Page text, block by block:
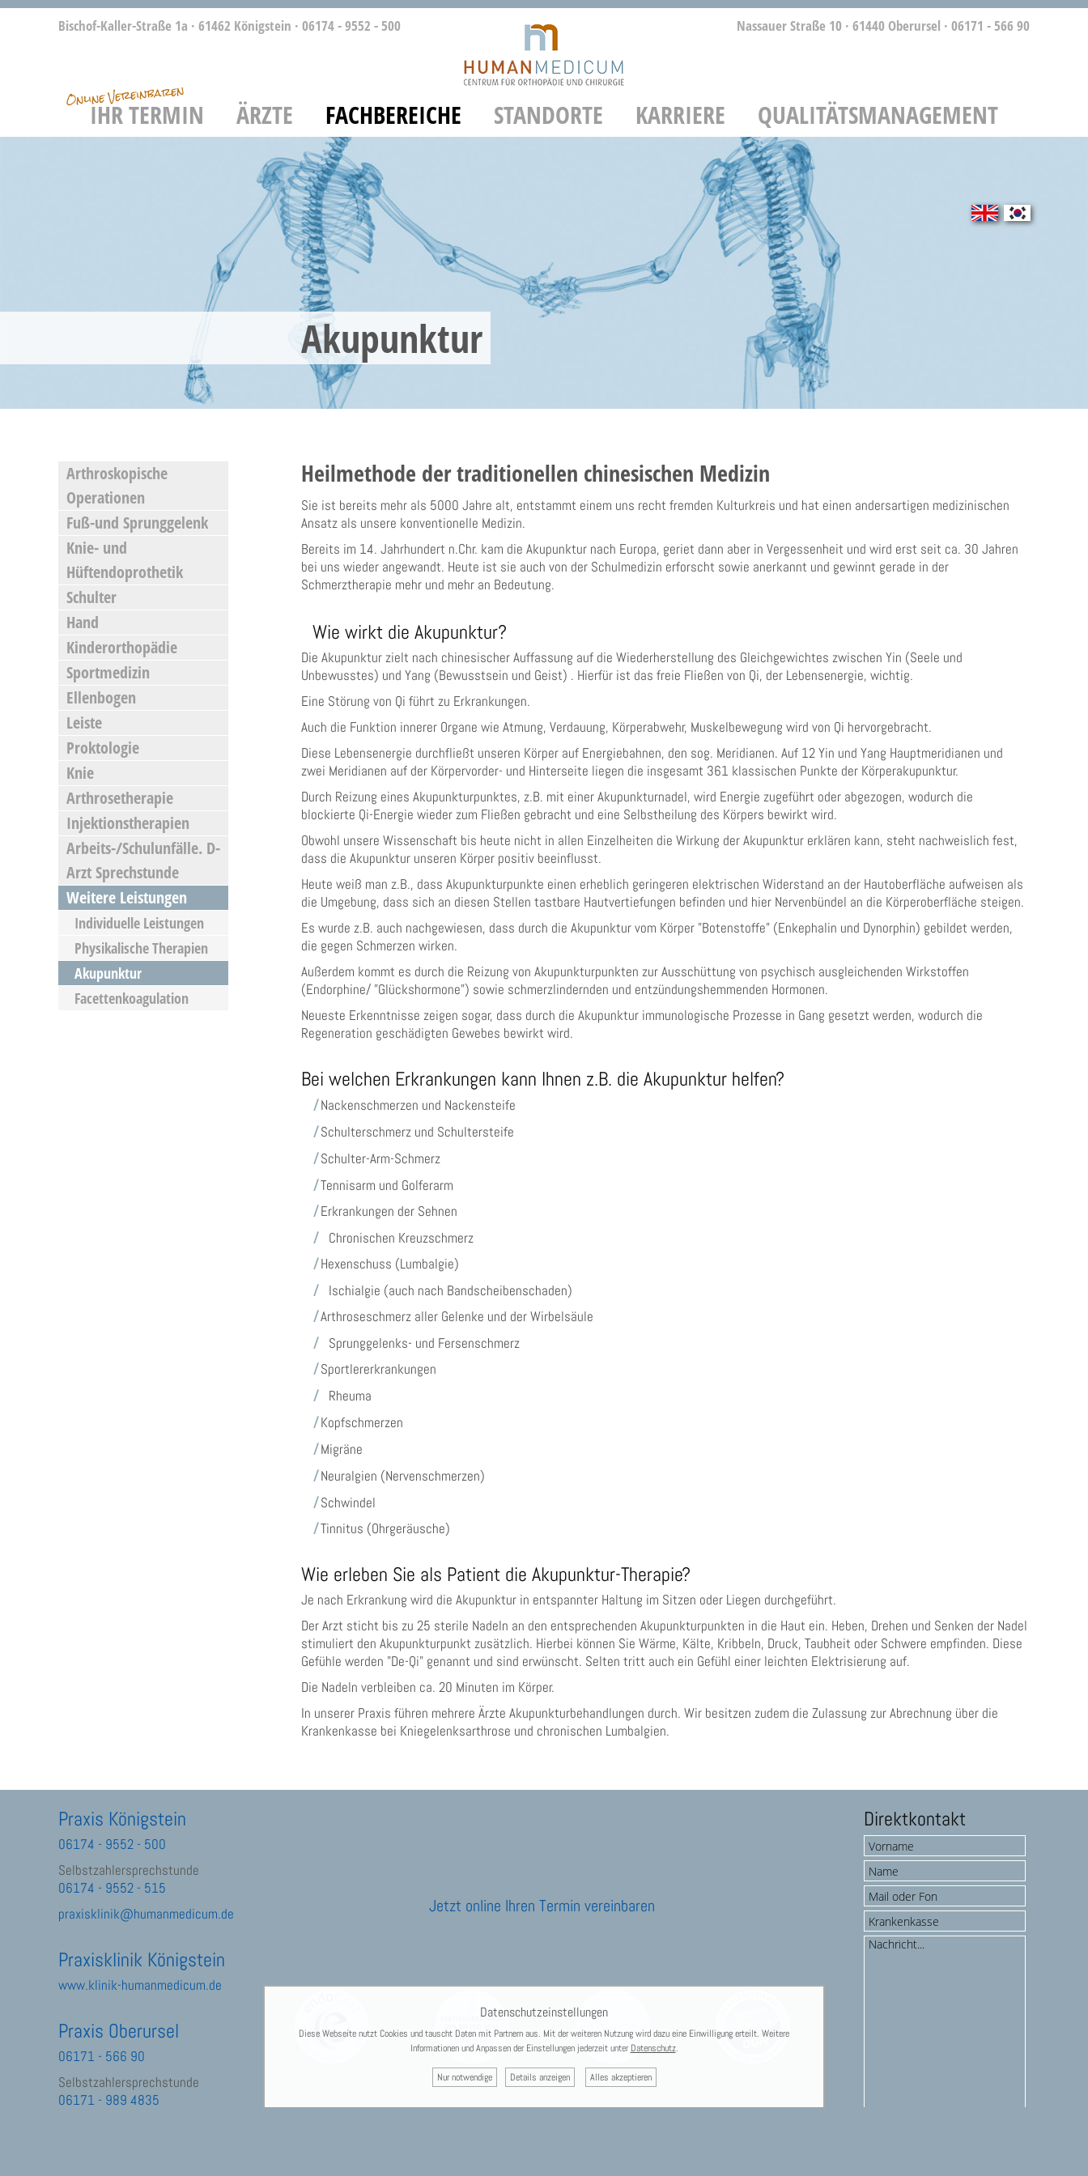
Bischof-Kaller-Straße 1a · 61462 Königstein · 06174 - 9552 - 500 Nassauer Straße 10 · 61440 Oberursel · 06171 - 566 90
IHR TERMIN ÄRZTE FACHBEREICHE STANDORTE KARRIERE QUALITÄTSMANAGEMENT
Akupunktur
Arthroskopische
Operationen
Fuß-und Sprunggelenk
Knie- und
Hüftendoprothetik
Schulter
Hand
Kinderorthopädie
Sportmedizin
Ellenbogen
Leiste
Proktologie
Knie
Arthrosetherapie
Injektionstherapien
Arbeits-/Schulunfälle. D-
Arzt Sprechstunde
Weitere Leistungen
Individuelle Leistungen
Physikalische Therapien
Akupunktur
Facettenkoagulation
Heilmethode der traditionellen chinesischen Medizin
Sie ist bereits mehr als 5000 Jahre alt, entstammt einem uns recht fremden Kulturkreis und hat einen andersartigen medizinischen
Ansatz als unsere konventionelle Medizin.
Bereits im 14. Jahrhundert n.Chr. kam die Akupunktur nach Europa, geriet dann aber in Vergessenheit und wird erst seit ca. 30 Jahren
bei uns wieder angewandt. Heute ist sie auch von der Schulmedizin erforscht sowie anerkannt und gewinnt gerade in der
Schmerztherapie mehr und mehr an Bedeutung.
Wie wirkt die Akupunktur?
Die Akupunktur zielt nach chinesischer Auffassung auf die Wiederherstellung des Gleichgewichtes zwischen Yin (Seele und
Unbewusstes) und Yang (Bewusstsein und Geist) . Hierfür ist das freie Fließen von Qi, der Lebensenergie, wichtig.
Eine Störung von Qi führt zu Erkrankungen.
Auch die Funktion innerer Organe wie Atmung, Verdauung, Körperabwehr, Muskelbewegung wird von Qi hervorgebracht.
Diese Lebensenergie durchfließt unseren Körper auf Energiebahnen, den sog. Meridianen. Auf 12 Yin und Yang Hauptmeridianen und
zwei Meridianen auf der Körpervorder- und Hinterseite liegen die insgesamt 361 klassischen Punkte der Körperakupunktur.
Durch Reizung eines Akupunkturpunktes, z.B. mit einer Akupunkturnadel, wird Energie zugeführt oder abgezogen, wodurch die
blockierte Qi-Energie wieder zum Fließen gebracht und eine Selbstheilung des Körpers bewirkt wird.
Obwohl unsere Wissenschaft bis heute nicht in allen Einzelheiten die Wirkung der Akupunktur erklären kann, steht nachweislich fest,
dass die Akupunktur unseren Körper positiv beeinflusst.
Heute weiß man z.B., dass Akupunkturpunkte einen erheblich geringeren elektrischen Widerstand an der Hautoberfläche aufweisen als
die Umgebung, dass sich an diesen Stellen tastbare Hautvertiefungen befinden und hier Nervenbündel an die Körperoberfläche steigen.
Es wurde z.B. auch nachgewiesen, dass durch die Akupunktur vom Körper "Botenstoffe" (Enkephalin und Dynorphin) gebildet werden,
die gegen Schmerzen wirken.
Außerdem kommt es durch die Reizung von Akupunkturpunkten zur Ausschüttung von psychisch ausgleichenden Wirkstoffen
(Endorphine/ "Glückshormone") sowie schmerzlindernden und entzündungshemmenden Hormonen.
Neueste Erkenntnisse zeigen sogar, dass durch die Akupunktur immunologische Prozesse in Gang gesetzt werden, wodurch die
Regeneration geschädigten Gewebes bewirkt wird.
Bei welchen Erkrankungen kann Ihnen z.B. die Akupunktur helfen?
Nackenschmerzen und Nackensteife
Schulterschmerz und Schultersteife
Schulter-Arm-Schmerz
Tennisarm und Golferarm
Erkrankungen der Sehnen
Chronischen Kreuzschmerz
Hexenschuss (Lumbalgie)
Ischialgie (auch nach Bandscheibenschaden)
Arthroseschmerz aller Gelenke und der Wirbelsäule
Sprunggelenks- und Fersenschmerz
Sportlererkrankungen
Rheuma
Kopfschmerzen
Migräne
Neuralgien (Nervenschmerzen)
Schwindel
Tinnitus (Ohrgeräusche)
Wie erleben Sie als Patient die Akupunktur-Therapie?
Je nach Erkrankung wird die Akupunktur in entspannter Haltung im Sitzen oder Liegen durchgeführt.
Der Arzt sticht bis zu 25 sterile Nadeln an den entsprechenden Akupunkturpunkten in die Haut ein. Heben, Drehen und Senken der Nadel
stimuliert den Akupunkturpunkt zusätzlich. Hierbei können Sie Wärme, Kälte, Kribbeln, Druck, Taubheit oder Schwere empfinden. Diese
Gefühle werden "De-Qi" genannt und sind erwünscht. Selten tritt auch ein Gefühl einer leichten Elektrisierung auf.
Die Nadeln verbleiben ca. 20 Minuten im Körper.
In unserer Praxis führen mehrere Ärzte Akupunkturbehandlungen durch. Wir besitzen zudem die Zulassung zur Abrechnung über die
Krankenkasse bei Kniegelenksarthrose und chronischen Lumbalgien.
Direktkontakt
Praxis Königstein
06174 - 9552 - 500
Selbstzahlersprechstunde
06174 - 9552 - 515
praxisklinik@humanmedicum.de
Praxisklinik Königstein
www.klinik-humanmedicum.de
Praxis Oberursel
06171 - 566 90
Selbstzahlersprechstunde
06171 - 989 4835
Jetzt online Ihren Termin vereinbaren
Datenschutzeinstellungen
Diese Webseite nutzt Cookies und tauscht Daten mit Partnern aus. Mit der weiteren Nutzung wird dazu eine Einwilligung erteilt. Weitere
Informationen und Anpassen der Einstellungen jederzeit unterDatenschutz.
Nur notwendige Details anzeigen Alles akzeptieren